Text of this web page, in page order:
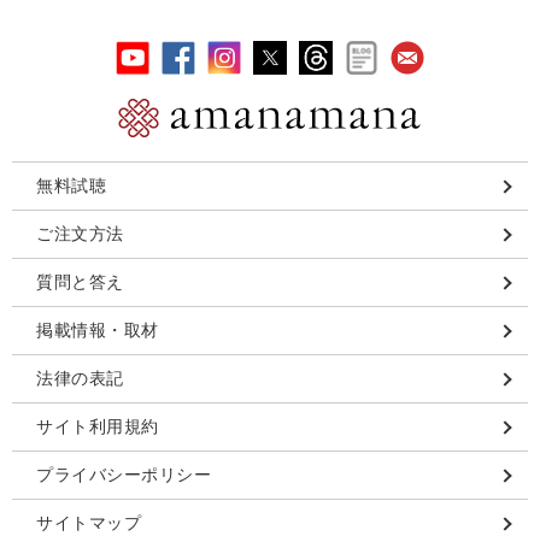
無料試聴
ご注文方法
質問と答え
掲載情報・取材
法律の表記
サイト利用規約
プライバシーポリシー
サイトマップ